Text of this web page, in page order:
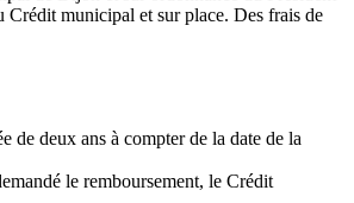
Crédit municipal et sur place. Des frais de
de deux ans à compter de la date de la
le remboursement, le Crédit